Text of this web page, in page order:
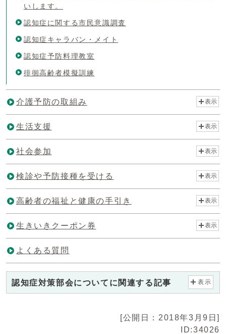
いします。
認知症に関する市民意識調査
認知症キャラバン・メイト
認知症予防料理教室
徘徊高齢者模擬訓練
介護予防の取組み 表示
生活支援 表示
社会参加 表示
検診や予防接種を受ける 表示
高齢者の福祉と健康の手引き 表示
生きいきクーポン券 表示
よくある質問
認知症対策部会についてに関連する記事 表示
[公開日：2018年3月9日]
ID:34026